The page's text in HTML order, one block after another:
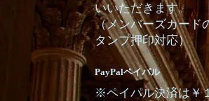
いいただきます。
（メンバーズカード
タンプ押印対応）
PayPalペイパル
※ペイパル決済は￥